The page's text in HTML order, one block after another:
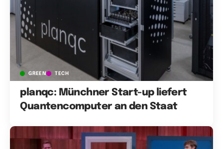
GREEN TECH
planqc: Münchner Start-up liefert
Quantencomputer an den Staat